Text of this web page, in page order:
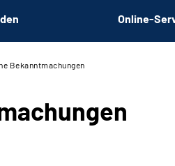
Online-
Bekanntmachungen